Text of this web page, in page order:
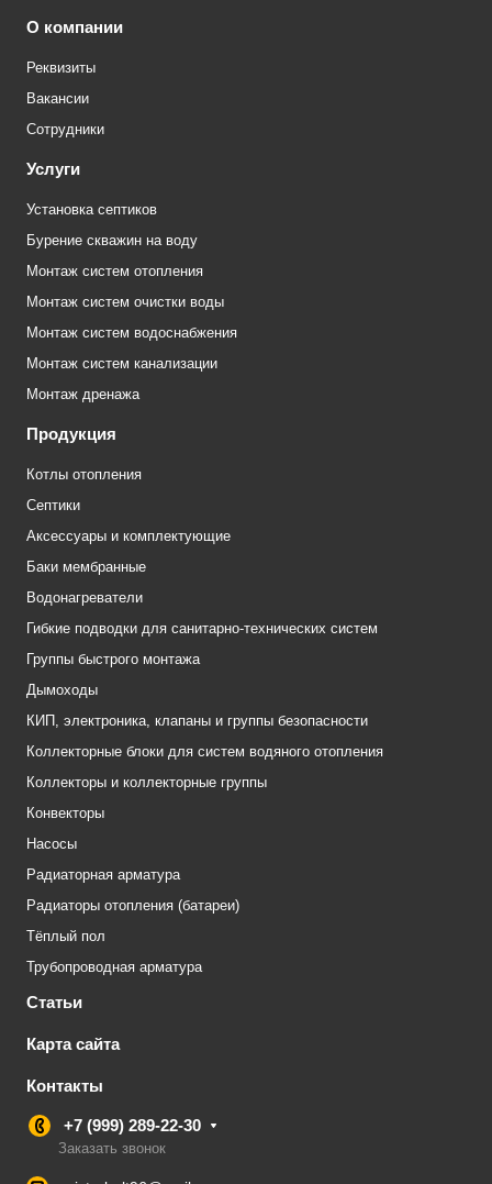
О компании
Реквизиты
Вакансии
Сотрудники
Услуги
Установка септиков
Бурение скважин на воду
Монтаж систем отопления
Монтаж систем очистки воды
Монтаж систем водоснабжения
Монтаж систем канализации
Монтаж дренажа
Продукция
Котлы отопления
Септики
Аксессуары и комплектующие
Баки мембранные
Водонагреватели
Гибкие подводки для санитарно-технических систем
Группы быстрого монтажа
Дымоходы
КИП, электроника, клапаны и группы безопасности
Коллекторные блоки для систем водяного отопления
Коллекторы и коллекторные группы
Конвекторы
Насосы
Радиаторная арматура
Радиаторы отопления (батареи)
Тёплый пол
Трубопроводная арматура
Статьи
Карта сайта
Контакты
+7 (999) 289-22-30
Заказать звонок